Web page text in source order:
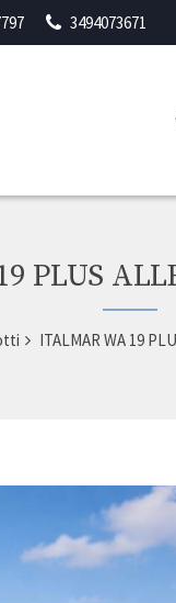
3494073671
PLUS
ITALMAR WA 19